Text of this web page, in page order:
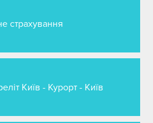
страхування
Київ - Курорт - Київ